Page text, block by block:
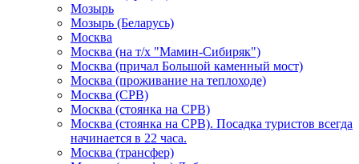
Мозырь
Мозырь (Беларусь)
Москва
Москва (на т/х "Мамин-Сибиряк")
Москва (причал Большой каменный мост)
Москва (проживание на теплоходе)
Москва (СРВ)
Москва (стоянка на СРВ)
Москва (стоянка на СРВ). Посадка туристов всегда
начинается в 22 часа.
Москва (трансфер)